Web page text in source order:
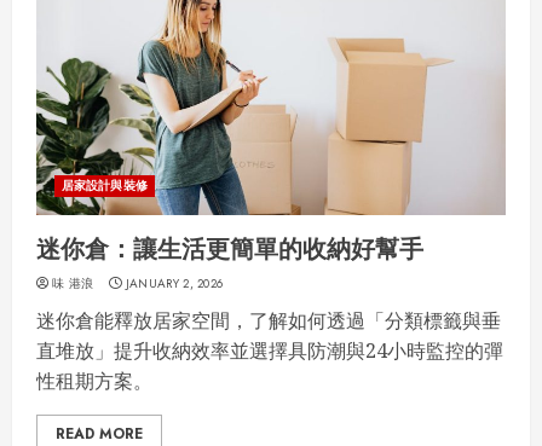
居家設計與裝修
迷你倉：讓生活更簡單的收納好幫手
味 港浪 JANUARY 2, 2026
迷你倉能釋放居家空間，了解如何透過「分類標籤與垂
直堆放」提升收納效率並選擇具防潮與24小時監控的彈
性租期方案。
READ MORE